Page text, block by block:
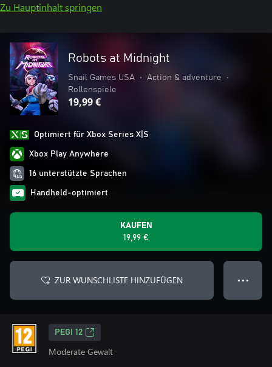
Zu Hauptinhalt springen
Robots at Midnight
Snail Games USA • Action & adventure
•
Rollenspiele
19,99 €
Optimiert für Xbox Series X|S
Xbox Play Anywhere
16 unterstützte Sprachen
Handheld-optimiert
KAUFEN
19,99 €
ZUR WUNSCHLISTE HINZUFÜGEN ● ● ●
PEGI 12
Moderate Gewalt